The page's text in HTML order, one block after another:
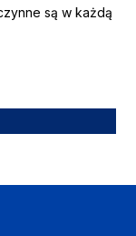
są w każdą